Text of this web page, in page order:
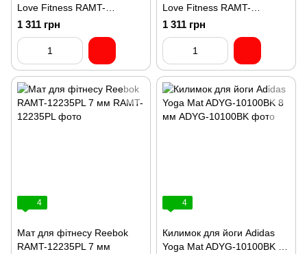
Love Fitness RAMT-
11024RDL 4 мм
1 311 грн
Love Fitness RAMT-
11024BLL 4 мм
1 311 грн
4
Мат для фітнесу Reebok
RAMT-12235PL 7 мм
4
Килимок для йоги Adidas
Yoga Mat ADYG-10100BK 8